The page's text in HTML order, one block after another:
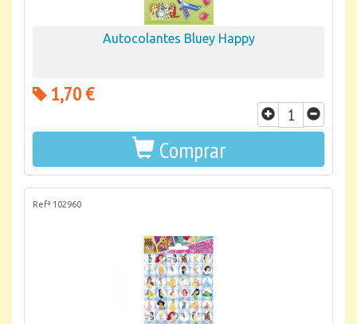
Autocolantes Bluey Happy
1,70 €
Comprar
Refª 102960